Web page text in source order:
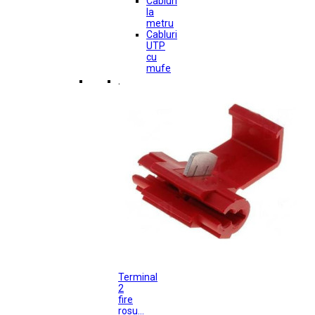
la
metru
Cabluri
UTP
cu
mufe
.
Terminal
2
fire
rosu...